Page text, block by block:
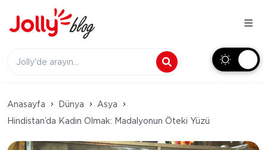
Anasayfa Dünya
Asya
Hindistan’da Kadın Olmak: Madalyonun Öteki Yüzü